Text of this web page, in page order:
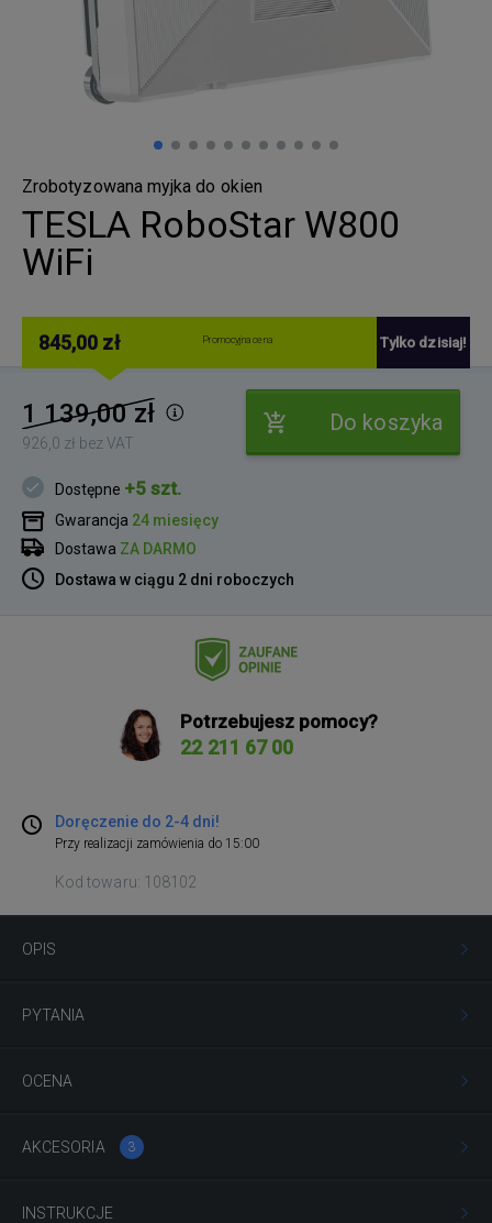
Zrobotyzowana myjka do okien
TESLA RoboStar W800
WiFi
845,00 zł Promocyjna cena Tylko dzisiaj!
1 139,00 zł
926,0 zł bez VAT
Do koszyka
Dostępne +5 szt.
Gwarancja 24 miesięcy
Dostawa ZA DARMO
Dostawa w ciągu 2 dni roboczych
Potrzebujesz pomocy?
22 211 67 00
Doręczenie do 2-4 dni!
Przy realizacji zamówienia do 15:00
Kod towaru: 108102
OPIS
PYTANIA
OCENA
AKCESORIA 3
INSTRUKCJE